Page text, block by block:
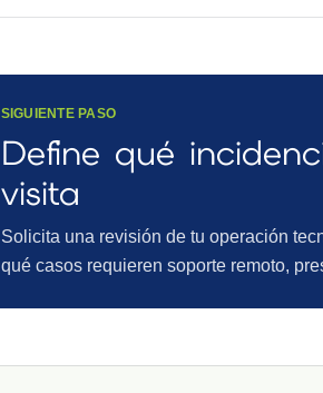
SIGUIENTE PASO
Define qué
visita
Solicita una revisión de tu operación
qué casos requieren soporte remoto,